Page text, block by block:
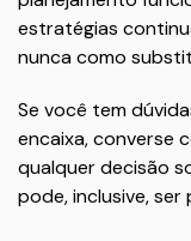
estratégias
nunca como
Se você tem
encaixa, converse
qualquer decisão
pode, inclusive,